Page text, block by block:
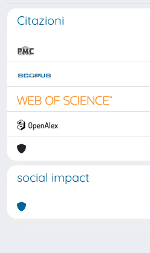
Citazioni
social impact